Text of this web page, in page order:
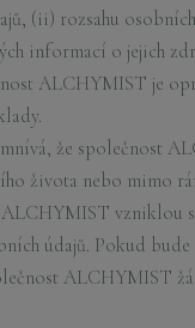
(ii) rozsahu
informací o jejich
ALCHYMIST je
že společnost
života nebo mimo
vzniklou
údajů. Pokud
ALCHYMIST